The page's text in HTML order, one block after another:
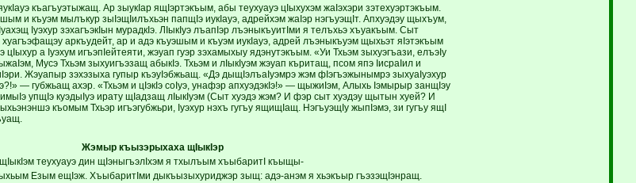
къагъуэтыжащ. Ар зыукIар ящIэртэкъым, абы теухуауэ цIыхухэм жаIэхэри зэтехуэртэкъым.
и къуэм мылъкур зыIэщIилъхьэн папщIэ иукIауэ, адрейхэм жаIэр нэгъуэщIт. Апхуэдэу щыхъум,
Iуэхур зэхагъэкIын мурадкIэ. ЛIыкIуэ лъапIэр лъэныкъуитIми я телъхьэ хъуакъым. Сыт
аркъудейт, ар и адэ къуэшым и къуэм иукIауэ, адрей лъэныкъуэм щыхьэт яIэтэкъым
а Iуэхум игъэпIейтеяти, жэуап гуэр зэхамыхыу ядэнутэкъым. «Уи Тхьэм зыхуэгъази, елъэIу
Мусэ Тхьэм зыхуигъэзащ абыкIэ. Тхьэм и лIыкIуэм жэуап къритащ, псом япэ IисраIил и
Жэуапыр зэхэзыха гупыр къэуIэбжьащ. «Дэ дыщIэлъаIуэмрэ жэм фIэгъэжынымрэ зыхуаIуэхур
— губжьащ ахэр. «Тхьэм и цIэкIэ соIуэ, унафэр апхуэдэкIэ!» — щыжиIэм, Алыхь Iэмырыр занщIэу
упщIэ куэдыIуэ ирату щIадзащ лIыкIуэм (Сыт хуэдэ жэм? И фэр сыт хуэдэу щытын хуей? И
къомым Тхьэр игъэгубжьри, Iуэхур нэхъ гугъу ящищIащ. НэгъуэщIу жыпIэмэ, зи гугъу ящI
Жэмыр къызэрыхаха щIыкIэр
теухуауэ дин щIэныгъэлIхэм я тхылъым хъыбаритI къыщы-
Езым ещIэж. ХъыбаритIми дыкъызыхуриджэр зыщ: адэ-анэм я хьэкъыр гъэзэщIэнращ.